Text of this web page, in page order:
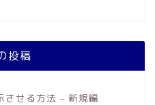
投稿
させる方法 – 新規編